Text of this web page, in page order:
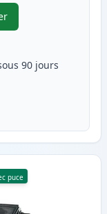
3 Brother TN3170
90 jours
puce